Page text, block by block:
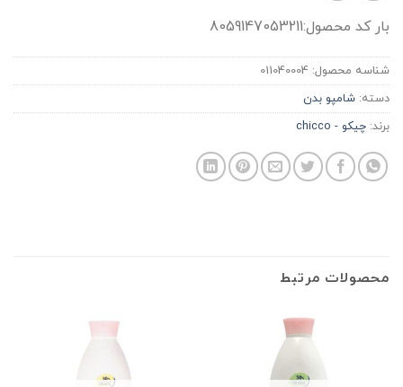
بار کد محصول:8059147053211
شناسه محصول: 011040004
دسته: شامپو بدن
برند: چیکو - chicco
محصولات مرتبط